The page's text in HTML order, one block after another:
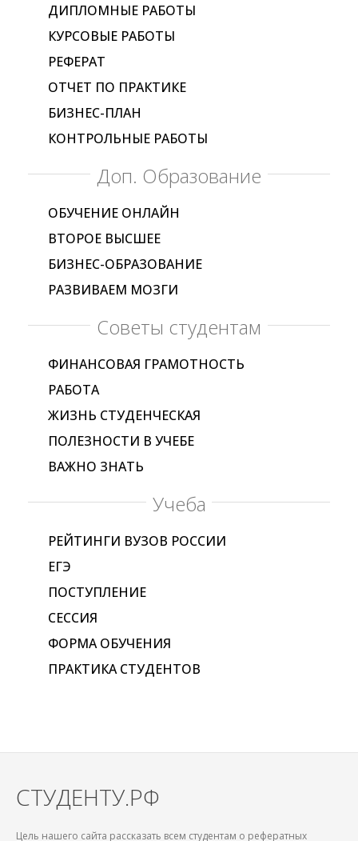
ДИПЛОМНЫЕ РАБОТЫ
КУРСОВЫЕ РАБОТЫ
РЕФЕРАТ
ОТЧЕТ ПО ПРАКТИКЕ
БИЗНЕС-ПЛАН
КОНТРОЛЬНЫЕ РАБОТЫ
Доп. Образование
ОБУЧЕНИЕ ОНЛАЙН
ВТОРОЕ ВЫСШЕЕ
БИЗНЕС-ОБРАЗОВАНИЕ
РАЗВИВАЕМ МОЗГИ
Советы студентам
ФИНАНСОВАЯ ГРАМОТНОСТЬ
РАБОТА
ЖИЗНЬ СТУДЕНЧЕСКАЯ
ПОЛЕЗНОСТИ В УЧЕБЕ
ВАЖНО ЗНАТЬ
Учеба
РЕЙТИНГИ ВУЗОВ РОССИИ
ЕГЭ
ПОСТУПЛЕНИЕ
СЕССИЯ
ФОРМА ОБУЧЕНИЯ
ПРАКТИКА СТУДЕНТОВ
СТУДЕНТУ.РФ
Цель нашего сайта рассказать всем студентам о рефератных